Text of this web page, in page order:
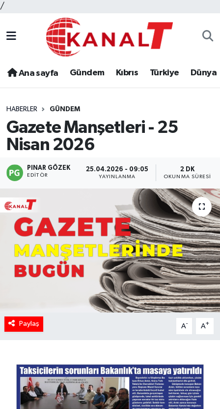
/
Ana sayfa Gündem Kıbrıs Türkiye Dünya
HABERLER GÜNDEM
Gazete Manşetleri - 25
Nisan 2026
PINAR GÖZEK
EDITÖR
25.04.2026 - 09:05
YAYINLANMA
2 DK
OKUNMA SÜRESI
Paylaş A- A+